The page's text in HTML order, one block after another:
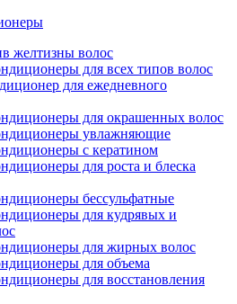
желтизны волос
для всех типов волос
для ежедневного
для окрашенных волос
увлажняющие
с кератином
для роста и блеска
бессульфатные
для кудрявых и
для жирных волос
для объема
для восстановления